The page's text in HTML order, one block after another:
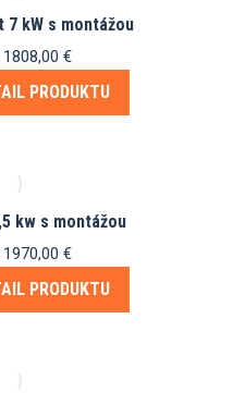
7 kW s montážou
Pôvodná
cena
1808,00 €Aktuálna
cena
PRODUKTU
kw s montážou
Pôvodná
cena
1970,00 €Aktuálna
cena
PRODUKTU